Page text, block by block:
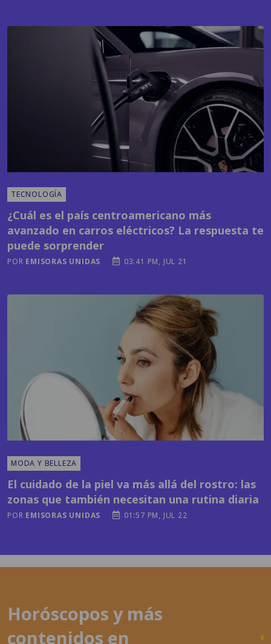
TECNOLOGÍA
¿Cuál es el país centroamericano más
avanzado en carros eléctricos? La respuesta te
puede sorprender
POR EMISORAS UNIDAS 03:41 PM, JUL 21
MODA Y BELLEZA
El cuidado de la piel va más allá del rostro: las
zonas que también necesitan una rutina diaria
POR EMISORAS UNIDAS 01:57 PM, JUL 22
Horóscopos y más
contenidos en